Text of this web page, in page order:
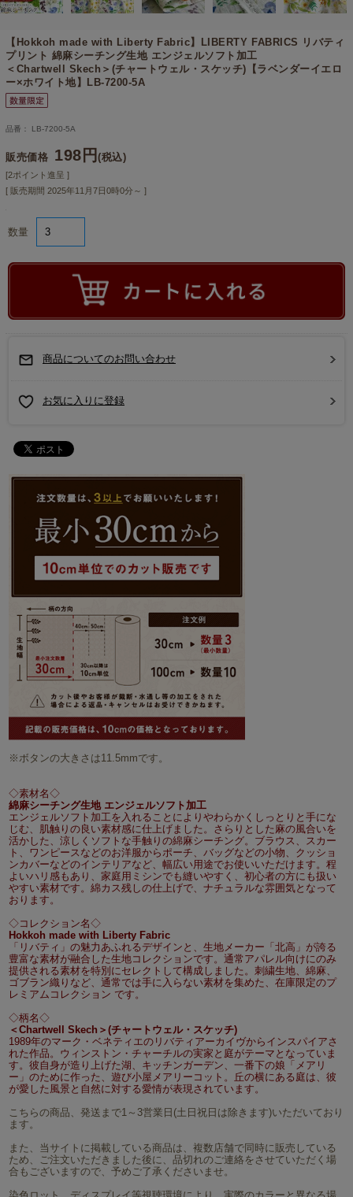
【Hokkoh made with Liberty Fabric】 LIBERTY FABRICS リバティ
プリント 綿麻シーチング生地 エンジェルソフト加工
＜Chartwell Skech＞(チャートウェル・スケッチ)【ラベンダーイエロ
ー×ホワイト地】LB-7200-5A
品番： LB-7200-5A
販売価格 198円(税込)
[2ポイント進呈 ]
[ 販売期間 2025年11月7日0時0分 ～ ]
数量
商品についてのお問い合わせ
お気に入りに登録
※ボタンの大きさは11.5mmです。
◇素材名◇
綿麻シーチング生地 エンジェルソフト加工
エンジェルソフト加工を入れることによりやわらかくしっとりと手にな
じむ、肌触りの良い素材感に仕上げました。さらりとした麻の風合いを
活かした、涼しくソフトな手触りの綿麻シーチング。ブラウス、スカー
ト、ワンピースなどのお洋服からポーチ、バッグなどの小物、クッショ
ンカバーなどのインテリアなど、幅広い用途でお使いいただけます。程
よいハリ感もあり、家庭用ミシンでも縫いやすく、初心者の方にも扱い
やすい素材です。綿カス残しの仕上げで、ナチュラルな雰囲気となって
おります。
◇コレクション名◇
Hokkoh made with Liberty Fabric
「リバティ」の魅力あふれるデザインと、生地メーカー「北高」が誇る
豊富な素材が融合した生地コレクションです。通常アパレル向けにのみ
提供される素材を特別にセレクトして構成しました。刺繍生地、綿麻、
ゴブラン織りなど、通常では手に入らない素材を集めた、在庫限定のプ
レミアムコレクション です。
◇柄名◇
＜Chartwell Skech＞(チャートウェル・スケッチ)
1989年のマーク・ベネティエのリバティアーカイヴからインスパイアさ
れた作品。ウィンストン・チャーチルの実家と庭がテーマとなっていま
す。彼自身が造り上げた湖、キッチンガーデン、一番下の娘「メアリ
ー」のために作った、遊び小屋メアリーコット。丘の横にある庭は、彼
が愛した風景と自然に対する愛情が表現されています。
こちらの商品、発送まで1～3営業日(土日祝日は除きます)いただいており
ます。
また、当サイトに掲載している商品は、複数店舗で同時に販売している
ため、ご注文いただきました後に、品切れのご連絡をさせていただく場
合もございますので、予めご了承くださいませ。